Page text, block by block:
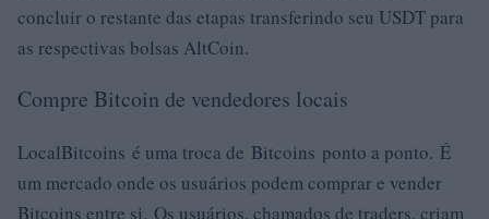
concluir o restante das etapas transferindo seu USDT para
as respectivas bolsas AltCoin.
Compre Bitcoin de vendedores locais
LocalBitcoins é uma troca de Bitcoins ponto a ponto. É
um mercado onde os usuários podem comprar e vender
Bitcoins entre si. Os usuários, chamados de traders, criam